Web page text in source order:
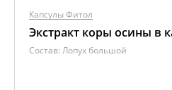
Капсулы Фитол
Экстракт коры осины в
Состав: Лопух большой